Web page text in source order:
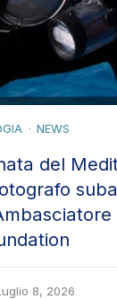
NEWS
del
8, 2026